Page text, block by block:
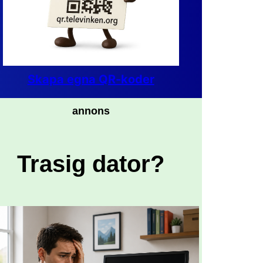
Skapa egna QR-koder
annons
Trasig dator?